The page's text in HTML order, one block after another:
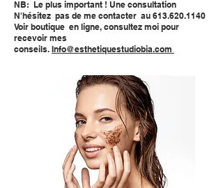
NB: Le plus important ! Une consultation
N'hésitez pas de me contacter au 613.620.1140
Voir boutique en ligne, consultez moi pour
recevoir mes
conseils. Info@esthetiquestudiobia.com